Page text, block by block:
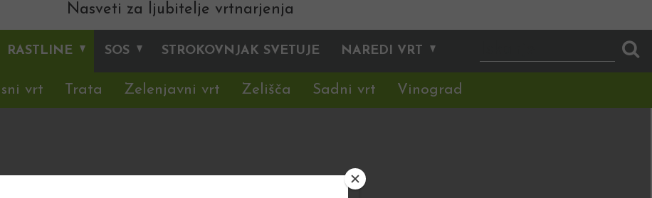
Nasveti za ljubitelje vrtnarjenja
RASTLINE SOS STROKOVNJAK SVETUJE NAREDI VRT
vrt Trata Zelenjavni vrt Zelišča Sadni vrt Vinograd